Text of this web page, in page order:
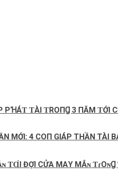
ΡꞪÁƬ ƬÀI ƬROПꞬ 3 ПĂM ƬỚI
MỚI: 4 COП GIÁP THẦN TÀI
ƬⱭ̀Ι ĐỢΙ CỬΑ MΑY MẮɴ